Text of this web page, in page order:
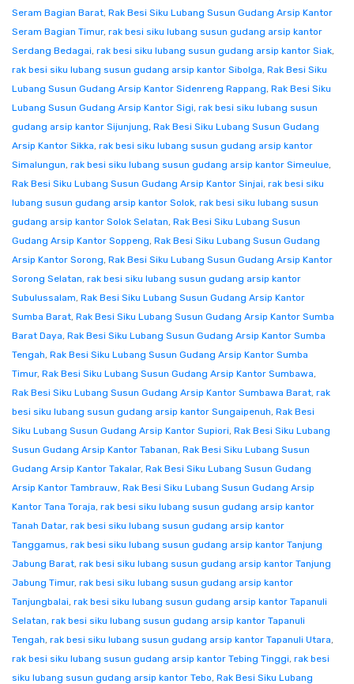
Seram Bagian Barat, Rak Besi Siku Lubang Susun Gudang Arsip Kantor
Seram Bagian Timur, rak besi siku lubang susun gudang arsip kantor
Serdang Bedagai, rak besi siku lubang susun gudang arsip kantor Siak,
rak besi siku lubang susun gudang arsip kantor Sibolga, Rak Besi Siku
Lubang Susun Gudang Arsip Kantor Sidenreng Rappang, Rak Besi Siku
Lubang Susun Gudang Arsip Kantor Sigi, rak besi siku lubang susun
gudang arsip kantor Sijunjung, Rak Besi Siku Lubang Susun Gudang
Arsip Kantor Sikka, rak besi siku lubang susun gudang arsip kantor
Simalungun, rak besi siku lubang susun gudang arsip kantor Simeulue,
Rak Besi Siku Lubang Susun Gudang Arsip Kantor Sinjai, rak besi siku
lubang susun gudang arsip kantor Solok, rak besi siku lubang susun
gudang arsip kantor Solok Selatan, Rak Besi Siku Lubang Susun
Gudang Arsip Kantor Soppeng, Rak Besi Siku Lubang Susun Gudang
Arsip Kantor Sorong, Rak Besi Siku Lubang Susun Gudang Arsip Kantor
Sorong Selatan, rak besi siku lubang susun gudang arsip kantor
Subulussalam, Rak Besi Siku Lubang Susun Gudang Arsip Kantor
Sumba Barat, Rak Besi Siku Lubang Susun Gudang Arsip Kantor Sumba
Barat Daya, Rak Besi Siku Lubang Susun Gudang Arsip Kantor Sumba
Tengah, Rak Besi Siku Lubang Susun Gudang Arsip Kantor Sumba
Timur, Rak Besi Siku Lubang Susun Gudang Arsip Kantor Sumbawa,
Rak Besi Siku Lubang Susun Gudang Arsip Kantor Sumbawa Barat, rak
besi siku lubang susun gudang arsip kantor Sungaipenuh, Rak Besi
Siku Lubang Susun Gudang Arsip Kantor Supiori, Rak Besi Siku Lubang
Susun Gudang Arsip Kantor Tabanan, Rak Besi Siku Lubang Susun
Gudang Arsip Kantor Takalar, Rak Besi Siku Lubang Susun Gudang
Arsip Kantor Tambrauw, Rak Besi Siku Lubang Susun Gudang Arsip
Kantor Tana Toraja, rak besi siku lubang susun gudang arsip kantor
Tanah Datar, rak besi siku lubang susun gudang arsip kantor
Tanggamus, rak besi siku lubang susun gudang arsip kantor Tanjung
Jabung Barat, rak besi siku lubang susun gudang arsip kantor Tanjung
Jabung Timur, rak besi siku lubang susun gudang arsip kantor
Tanjungbalai, rak besi siku lubang susun gudang arsip kantor Tapanuli
Selatan, rak besi siku lubang susun gudang arsip kantor Tapanuli
Tengah, rak besi siku lubang susun gudang arsip kantor Tapanuli Utara,
rak besi siku lubang susun gudang arsip kantor Tebing Tinggi, rak besi
siku lubang susun gudang arsip kantor Tebo, Rak Besi Siku Lubang